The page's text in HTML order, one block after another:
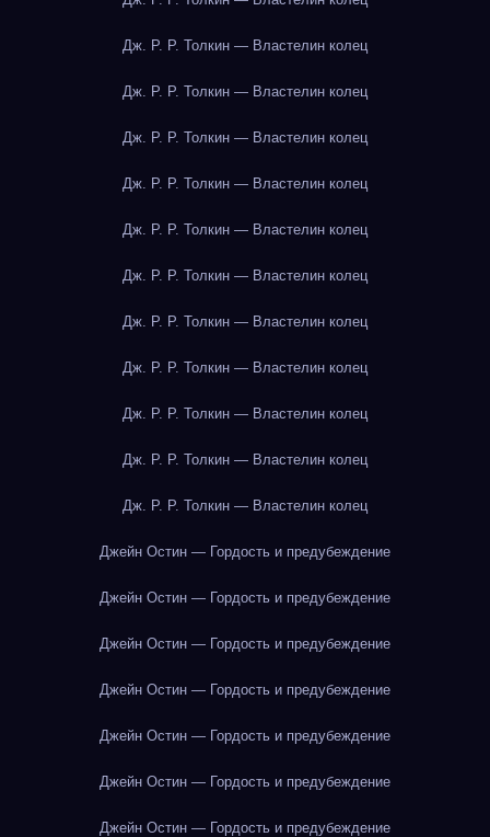
Дж. Р. Р. Толкин — Властелин колец
Дж. Р. Р. Толкин — Властелин колец
Дж. Р. Р. Толкин — Властелин колец
Дж. Р. Р. Толкин — Властелин колец
Дж. Р. Р. Толкин — Властелин колец
Дж. Р. Р. Толкин — Властелин колец
Дж. Р. Р. Толкин — Властелин колец
Дж. Р. Р. Толкин — Властелин колец
Дж. Р. Р. Толкин — Властелин колец
Дж. Р. Р. Толкин — Властелин колец
Дж. Р. Р. Толкин — Властелин колец
Джейн Остин — Гордость и предубеждение
Джейн Остин — Гордость и предубеждение
Джейн Остин — Гордость и предубеждение
Джейн Остин — Гордость и предубеждение
Джейн Остин — Гордость и предубеждение
Джейн Остин — Гордость и предубеждение
Джейн Остин — Гордость и предубеждение